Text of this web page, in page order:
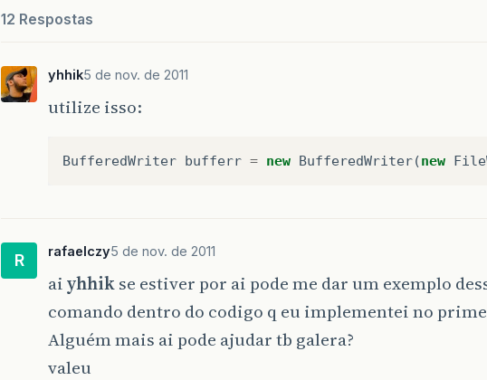
12 Respostas
yhhik5 de nov. de 2011
utilize isso:
BufferedWriter bufferr = new BufferedWriter(new
R rafaelczy5 de nov. de 2011
aiyhhikse estiver por ai pode me dar um exemplo
comando dentro do codigo q eu implementei no
Alguém mais ai pode ajudar tb galera?
valeu